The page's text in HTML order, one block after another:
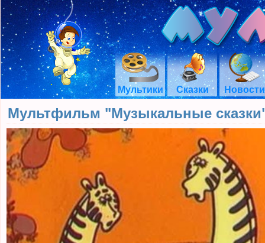
Мультики Сказки Новости
Мультфильм "Музыкальные